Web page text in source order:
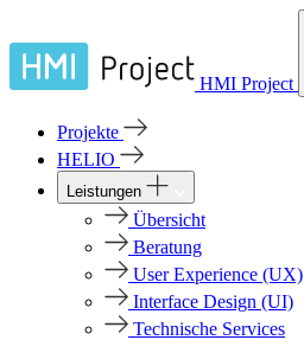
HMI Project
Projekte
HELIO
Leistungen
Übersicht
Beratung
User Experience (UX)
Interface Design (UI)
Technische Services